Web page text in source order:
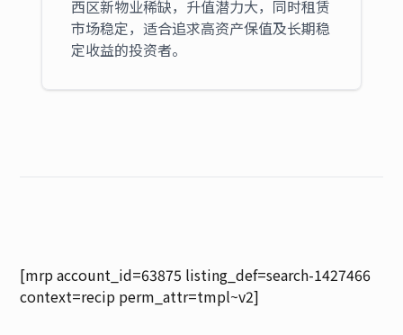
西区新物业稀缺，升值潜力大，同时租赁
市场稳定，适合追求高资产保值及长期稳
定收益的投资者。
[mrp account_id=63875 listing_def=search-1427466
context=recip perm_attr=tmpl~v2]